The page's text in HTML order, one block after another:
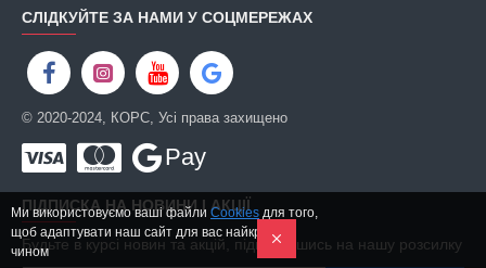
СЛІДКУЙТЕ ЗА НАМИ У СОЦМЕРЕЖАХ
© 2020-2024, КОРС, Усі права захищено
Pay
ПІДПИСКА НА НОВИНИ І АКЦІЇ
Будьте в курсі новин та акцій, підписавшись на нашу розсилку
Ми використовуємо ваші файли Cookies для того,
щоб адаптувати наш сайт для вас найкращим
чином